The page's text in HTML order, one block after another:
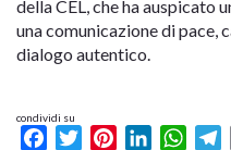
della CEL, che ha auspicato
una comunicazione di pace,
dialogo autentico.
condividi su
FacebookTwitterPinterestLinkedIn